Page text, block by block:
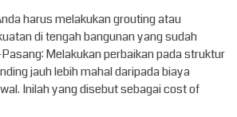
harus melakukan grouting atau
di tengah bangunan yang sudah
Melakukan perbaikan pada struktur
jauh lebih mahal daripada biaya
Inilah yang disebut sebagai cost of